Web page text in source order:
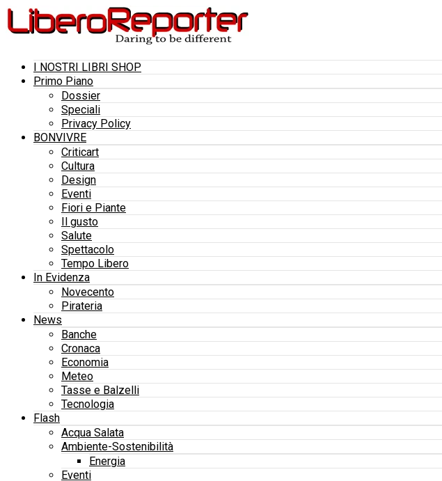
I NOSTRI LIBRI SHOP
Primo Piano
Dossier
Speciali
Privacy Policy
BONVIVRE
Criticart
Cultura
Design
Eventi
Fiori e Piante
Il gusto
Salute
Spettacolo
Tempo Libero
In Evidenza
Novecento
Pirateria
News
Banche
Cronaca
Economia
Meteo
Tasse e Balzelli
Tecnologia
Flash
Acqua Salata
Ambiente-Sostenibilità
Energia
Eventi